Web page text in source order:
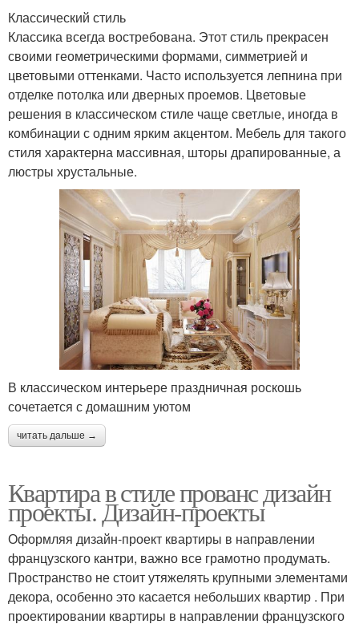
Классический стиль
Классика всегда востребована. Этот стиль прекрасен
своими геометрическими формами, симметрией и
цветовыми оттенками. Часто используется лепнина при
отделке потолка или дверных проемов. Цветовые
решения в классическом стиле чаще светлые, иногда в
комбинации с одним ярким акцентом. Мебель для такого
стиля характерна массивная, шторы драпированные, а
люстры хрустальные.
В классическом интерьере праздничная роскошь
сочетается с домашним уютом
читать дальше →
Квартира в стиле прованс дизайн
проекты. Дизайн-проекты
Оформляя дизайн-проект квартиры в направлении
французского кантри, важно все грамотно продумать.
Пространство не стоит утяжелять крупными элементами
декора, особенно это касается небольших квартир . При
проектировании квартиры в направлении французского